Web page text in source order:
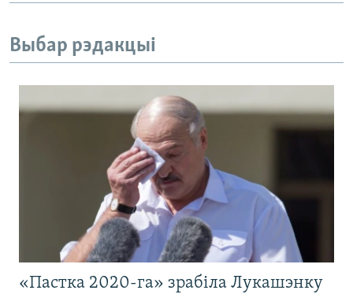
Выбар рэдакцыі
«Пастка 2020-га» зрабіла Лукашэнку